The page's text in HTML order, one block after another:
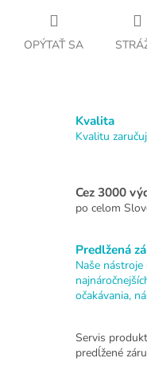
OPÝTAŤ SA
Kvalita
Kvalitu
Cez 3000
po celom
Predlžená
Naše
očakávania,
Servis
predĺžené